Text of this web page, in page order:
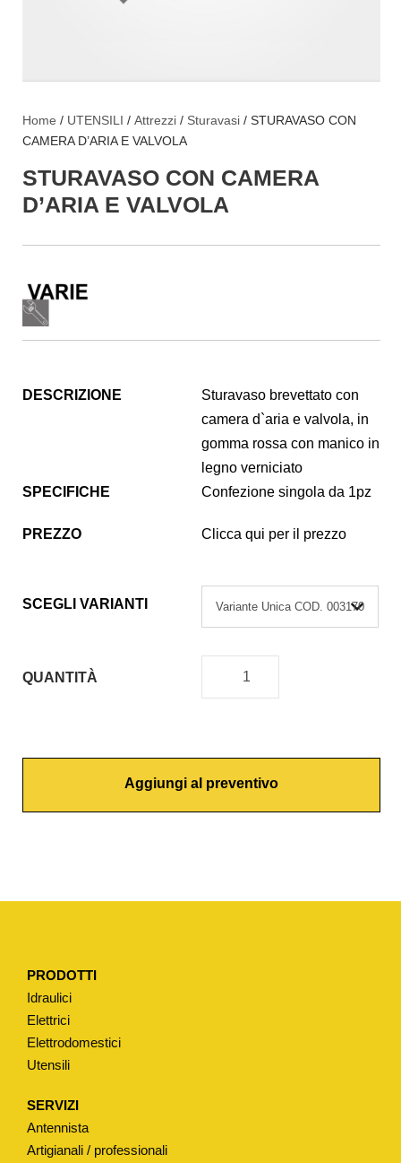
Home / UTENSILI / Attrezzi / Sturavasi / STURAVASO CON
CAMERA D’ARIA E VALVOLA
STURAVASO CON CAMERA
D’ARIA E VALVOLA
DESCRIZIONE
Sturavaso brevettato con
camera d`aria e valvola, in
gomma rossa con manico in
legno verniciato
SPECIFICHE
Confezione singola da 1pz
PREZZO Clicca qui per il prezzo
SCEGLI VARIANTI
QUANTITÀ
S
R
V
C
C
A
M
E
A
D
Aggiungi al preventivo
PRODOTTI
Idraulici
Elettrici
Elettrodomestici
Utensili
SERVIZI
Antennista
Artigianali / professionali